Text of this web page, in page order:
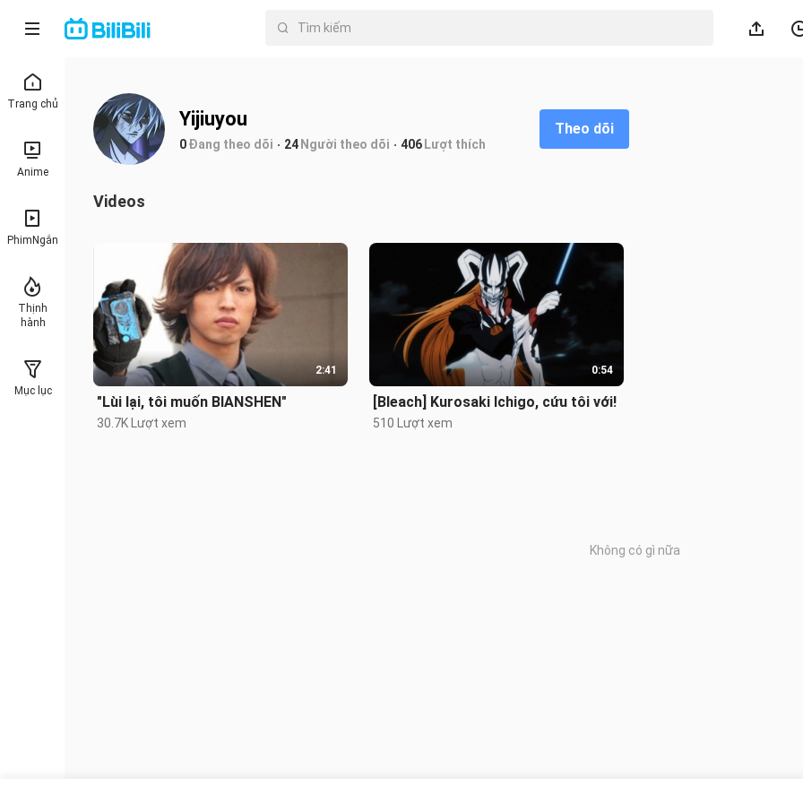
Trang chủ
Anime
PhimNgắn
Thịnh
hành
Mục lục
Yijiuyou
0Đang theo dõi 24Người theo dõi 406Lượt thích
Theo dõi
Videos
2:41
"Lùi lại, tôi muốn BIANSHEN"
30.7K Lượt xem
0:54
[Bleach] Kurosaki Ichigo, cứu tôi với!
510 Lượt xem
Không có gì nữa